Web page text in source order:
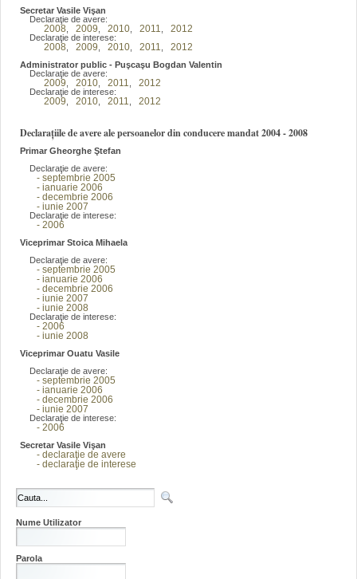
Secretar Vasile Vişan
Declaraţie de avere:
2008 2009 2010 2011 2012
Declaraţie de interese:
2008 2009 2010 2011 2012
Administrator public - Puşcaşu Bogdan Valentin
Declaraţie de avere:
2009 2010 2011 2012
Declaraţie de interese:
2009 2010 2011 2012
Declarațiile de avere ale persoanelor din conducere mandat 2004 - 2008
Primar Gheorghe Ştefan
Declaraţie de avere:
- septembrie 2005
- ianuarie 2006
- decembrie 2006
- iunie 2007
Declaraţie de interese:
- 2006
Viceprimar Stoica Mihaela
Declaraţie de avere:
- septembrie 2005
- ianuarie 2006
- decembrie 2006
- iunie 2007
- iunie 2008
Declaraţie de interese:
- 2006
- iunie 2008
Viceprimar Ouatu Vasile
Declaraţie de avere:
- septembrie 2005
- ianuarie 2006
- decembrie 2006
- iunie 2007
Declaraţie de interese:
- 2006
Secretar Vasile Vişan
- declaraţie de avere
- declaraţie de interese
Nume Utilizator
Parola